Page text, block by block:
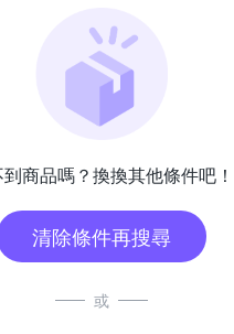
商品嗎？換換其他條件吧！
清除條件再搜尋
或